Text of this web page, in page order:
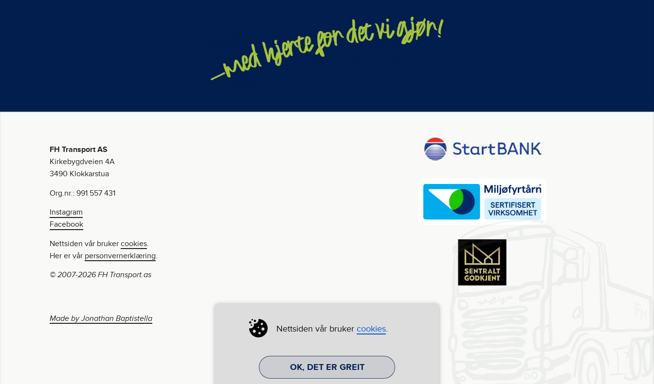
FH Transport AS
Kirkebygdveien 4A
3490 Klokkarstua
Org.nr.: 991 557 431
Instagram
Facebook
Nettsiden vår bruker cookies.
Her er vår personvernerklæring.
© 2007-2026 FH Transport.as
Made by Jonathan Baptistella
Nettsiden vår bruker cookies.
OK, DET ER GREIT